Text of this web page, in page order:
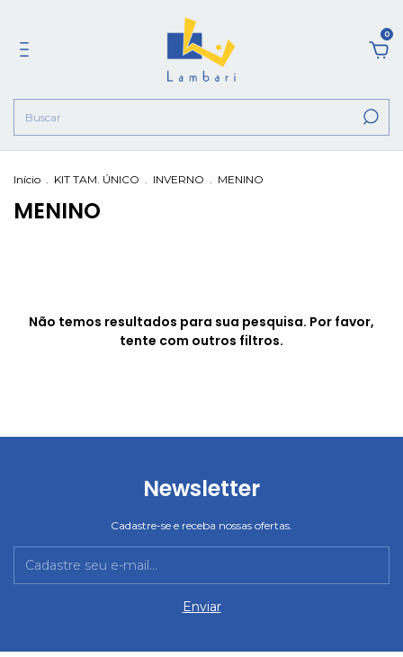
0
Início . KIT TAM. ÚNICO . INVERNO . MENINO
MENINO
Não temos resultados para sua pesquisa. Por favor,
tente com outros filtros.
Newsletter
Cadastre-se e receba nossas ofertas.